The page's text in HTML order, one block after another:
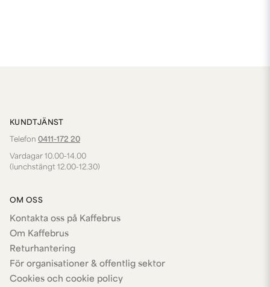
KUNDTJÄNST
Telefon 0411-172 20
Vardagar 10.00-14.00
(lunchstängt 12.00-12.30)
OM OSS
Kontakta oss på Kaffebrus
Om Kaffebrus
Returhantering
För organisationer & offentlig sektor
Cookies och cookie policy